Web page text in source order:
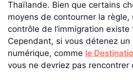
Thaïlande. Bien que certains
moyens de contourner la règle,
contrôle de l’immigration existe
Cependant, si vous détenez
numérique, comme le
vous ne devriez pas rencontrer